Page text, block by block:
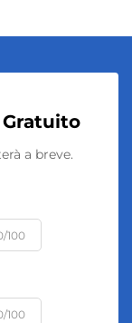
a breve.
100
100